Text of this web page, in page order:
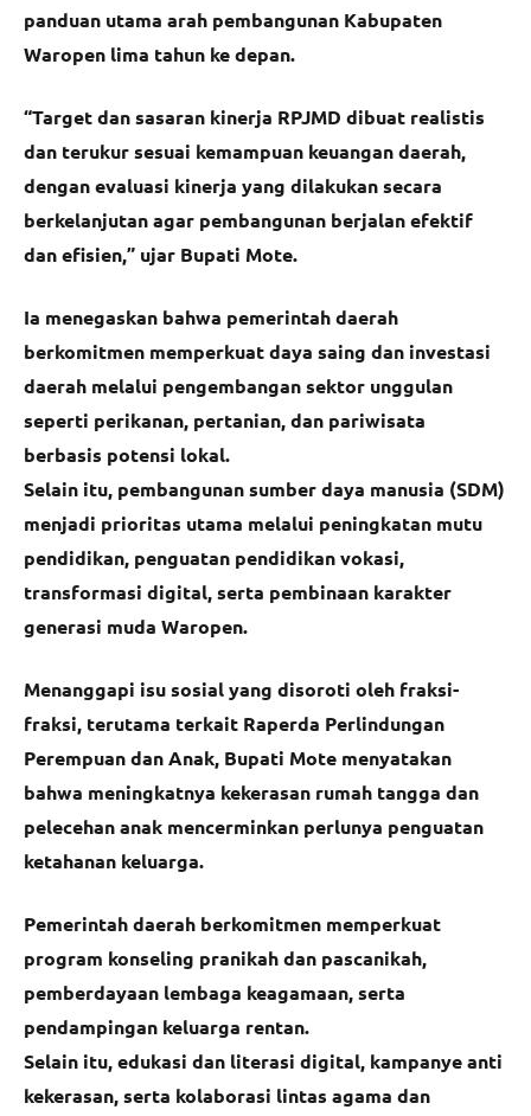
panduan utama arah pembangunan Kabupaten
Waropen lima tahun ke depan.
“Target dan sasaran kinerja RPJMD dibuat realistis
dan terukur sesuai kemampuan keuangan daerah,
dengan evaluasi kinerja yang dilakukan secara
berkelanjutan agar pembangunan berjalan efektif
dan efisien,” ujar Bupati Mote.
Ia menegaskan bahwa pemerintah daerah
berkomitmen memperkuat daya saing dan investasi
daerah melalui pengembangan sektor unggulan
seperti perikanan, pertanian, dan pariwisata
berbasis potensi lokal.
Selain itu, pembangunan sumber daya manusia (SDM)
menjadi prioritas utama melalui peningkatan mutu
pendidikan, penguatan pendidikan vokasi,
transformasi digital, serta pembinaan karakter
generasi muda Waropen.
Menanggapi isu sosial yang disoroti oleh fraksi-
fraksi, terutama terkait Raperda Perlindungan
Perempuan dan Anak, Bupati Mote menyatakan
bahwa meningkatnya kekerasan rumah tangga dan
pelecehan anak mencerminkan perlunya penguatan
ketahanan keluarga.
Pemerintah daerah berkomitmen memperkuat
program konseling pranikah dan pascanikah,
pemberdayaan lembaga keagamaan, serta
pendampingan keluarga rentan.
Selain itu, edukasi dan literasi digital, kampanye anti
kekerasan, serta kolaborasi lintas agama dan